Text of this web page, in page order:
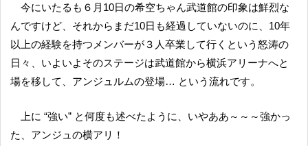
今にいたるも６月10日の希空ちゃん武道館の印象は鮮烈な
んですけど、それからまだ10日も経過していないのに、10年
以上の経験を持つメンバーが３人卒業して行くという怒涛の
日々、いよいよそのステージは武道館から横浜アリーナへと
場を移して、アンジュルムの登場… という流れです。
上に “強い” と何度も述べたように、いやああ～～～強かっ
た、アンジュの横アリ！